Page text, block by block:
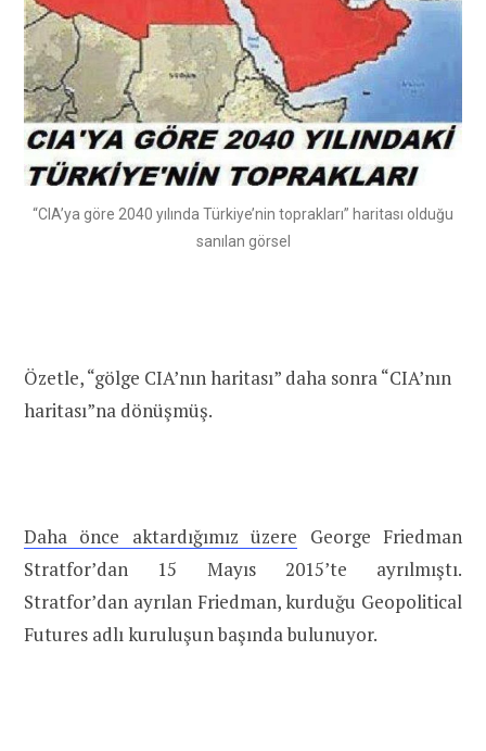
“CIA’ya göre 2040 yılında Türkiye’nin toprakları” haritası olduğu
sanılan görsel
Özetle, “gölge CIA’nın haritası” daha sonra “CIA’nın
haritası”na dönüşmüş.
Daha önce aktardığımız üzere George Friedman
Stratfor’dan 15 Mayıs 2015’te ayrılmıştı.
Stratfor’dan ayrılan Friedman, kurduğu Geopolitical
Futures adlı kuruluşun başında bulunuyor.